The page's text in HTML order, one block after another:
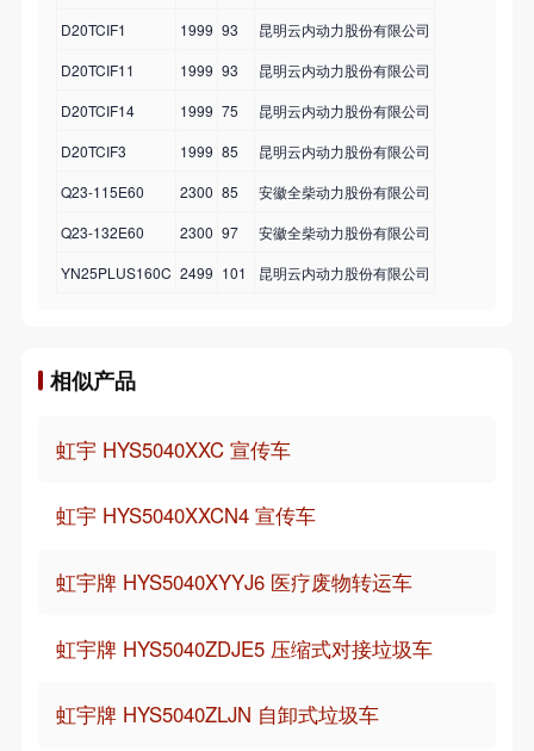
D20TCIF1
1999 93
昆明云内动力股份有限公司
D20TCIF11
1999 93
昆明云内动力股份有限公司
D20TCIF14
1999 75
昆明云内动力股份有限公司
D20TCIF3
1999 85
昆明云内动力股份有限公司
Q23-115E60
2300 85
安徽全柴动力股份有限公司
Q23-132E60
2300 97
安徽全柴动力股份有限公司
YN25PLUS160C 2499 101 昆明云内动力股份有限公司
相似产品
虹宇 HYS5040XXC 宣传车
虹宇 HYS5040XXCN4 宣传车
虹宇牌 HYS5040XYYJ6 医疗废物转运车
虹宇牌 HYS5040ZDJE5 压缩式对接垃圾车
虹宇牌 HYS5040ZLJN 自卸式垃圾车